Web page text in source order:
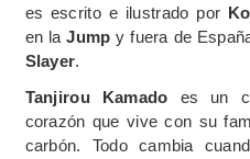
es escrito e ilustrado por
en laJump y fuera de
Slayer.
Tanjirou Kamado es un
corazón que vive con su
carbón. Todo cambia